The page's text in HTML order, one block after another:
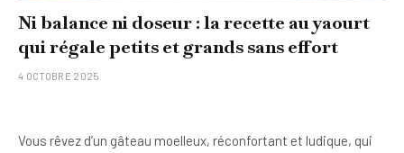
Ni balance ni doseur : la recette au yaourt
qui régale petits et grands sans effort
4 OCTOBRE 2025
Vous rêvez d’un gâteau moelleux, réconfortant et ludique, qui